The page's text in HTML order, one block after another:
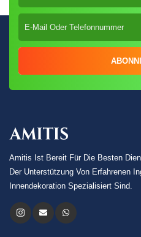
Amitis Ist Bereit Für Die Besten
Der Unterstützung Von Erfahrenen
Innendekoration Spezialisiert Sind.